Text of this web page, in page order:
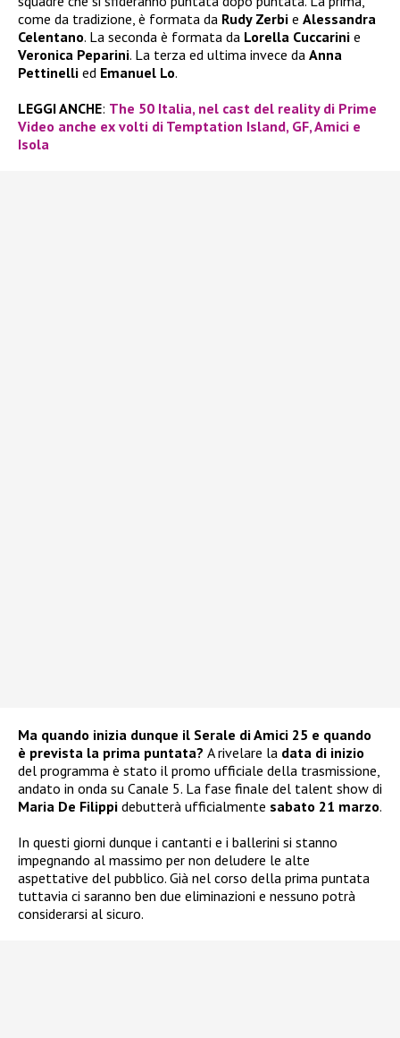
come da tradizione, è formata da Rudy Zerbi e Alessandra
Celentano. La seconda è formata da Lorella Cuccarini e
Veronica Peparini. La terza ed ultima invece da Anna
Pettinelli ed Emanuel Lo.
LEGGI ANCHE: The 50 Italia, nel cast del reality di Prime
Video anche ex volti di Temptation Island, GF, Amici e
Isola
Ma quando inizia dunque il Serale di Amici 25 e quando
è prevista la prima puntata? A rivelare la data di inizio
del programma è stato il promo ufficiale della trasmissione,
andato in onda su Canale 5. La fase finale del talent show di
Maria De Filippi debutterà ufficialmente sabato 21 marzo.
In questi giorni dunque i cantanti e i ballerini si stanno
impegnando al massimo per non deludere le alte
aspettative del pubblico. Già nel corso della prima puntata
tuttavia ci saranno ben due eliminazioni e nessuno potrà
considerarsi al sicuro.